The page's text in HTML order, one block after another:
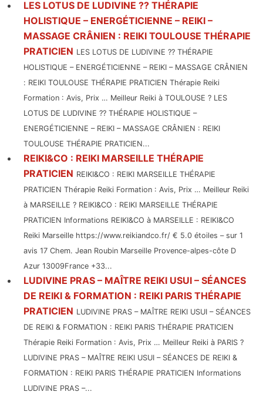
LES LOTUS DE LUDIVINE ?? THÉRAPIE
HOLISTIQUE – ENERGÉTICIENNE – REIKI –
MASSAGE CRÂNIEN : REIKI TOULOUSE THÉRAPIE
PRATICIEN LES LOTUS DE LUDIVINE ?? THÉRAPIE
HOLISTIQUE – ENERGÉTICIENNE – REIKI – MASSAGE CRÂNIEN
: REIKI TOULOUSE THÉRAPIE PRATICIEN Thérapie Reiki
Formation : Avis, Prix … Meilleur Reiki à TOULOUSE ? LES
LOTUS DE LUDIVINE ?? THÉRAPIE HOLISTIQUE –
ENERGÉTICIENNE – REIKI – MASSAGE CRÂNIEN : REIKI
TOULOUSE THÉRAPIE PRATICIEN...
REIKI&CO : REIKI MARSEILLE THÉRAPIE
PRATICIEN REIKI&CO : REIKI MARSEILLE THÉRAPIE
PRATICIEN Thérapie Reiki Formation : Avis, Prix … Meilleur Reiki
à MARSEILLE ? REIKI&CO : REIKI MARSEILLE THÉRAPIE
PRATICIEN Informations REIKI&CO à MARSEILLE : REIKI&CO
Reiki Marseille https://www.reikiandco.fr/ € 5.0 étoiles – sur 1
avis 17 Chem. Jean Roubin Marseille Provence-alpes-côte D
Azur 13009France +33...
LUDIVINE PRAS – MAÎTRE REIKI USUI – SÉANCES
DE REIKI & FORMATION : REIKI PARIS THÉRAPIE
PRATICIEN LUDIVINE PRAS – MAÎTRE REIKI USUI – SÉANCES
DE REIKI & FORMATION : REIKI PARIS THÉRAPIE PRATICIEN
Thérapie Reiki Formation : Avis, Prix … Meilleur Reiki à PARIS ?
LUDIVINE PRAS – MAÎTRE REIKI USUI – SÉANCES DE REIKI &
FORMATION : REIKI PARIS THÉRAPIE PRATICIEN Informations
LUDIVINE PRAS –...